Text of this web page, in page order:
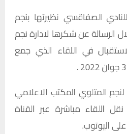
الصفاقسي نظيرتها بنجم
الرسالة عن شكرها لادارة نجم
في اللقاء الذي جمع
المتلوي المكتب الاعلامي
اللقاء مباشرة عبر القناة
اليوتوب.